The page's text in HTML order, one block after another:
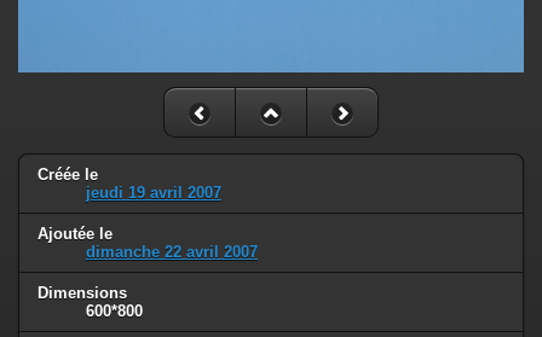
Créée le
jeudi 19 avril 2007
Ajoutée le
dimanche 22 avril 2007
Dimensions
600*800